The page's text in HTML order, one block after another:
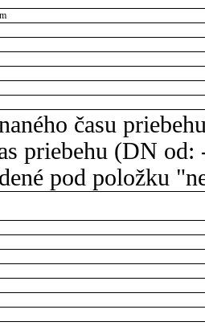
času
priebehu (DN
pod položku